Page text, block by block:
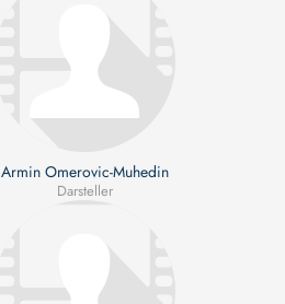
Armin Omerovic-Muhedin
Darsteller